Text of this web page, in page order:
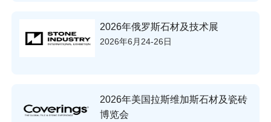
2026年俄罗斯石材及技术展
2026年6月24-26日
2026年美国拉斯维加斯石材及瓷砖
博览会